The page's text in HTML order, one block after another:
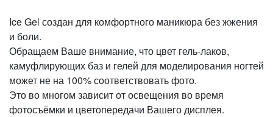
Ice Gel создан для комфортного маникюра без жжения
и боли.
Обращаем Ваше внимание, что цвет гель-лаков,
камуфлирующих баз и гелей для моделирования ногтей
может не на 100% соответствовать фото.
Это во многом зависит от освещения во время
фотосъёмки и цветопередачи Вашего дисплея.